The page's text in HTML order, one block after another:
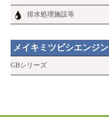
排水処理施設等
メイキミツビシエンジン
GBシリーズ